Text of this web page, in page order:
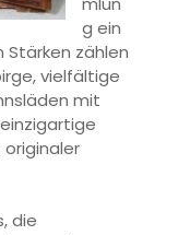
g ein
Stärken zählen
vielfältige
mit
die